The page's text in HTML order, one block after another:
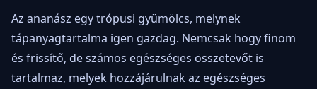
Az ananász egy trópusi gyümölcs, melynek
tápanyagtartalma igen gazdag. Nemcsak hogy finom
és frissítő, de számos egészséges összetevőt is
tartalmaz, melyek hozzájárulnak az egészséges